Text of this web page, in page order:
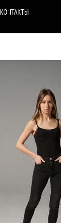
КОНТАКТЫ